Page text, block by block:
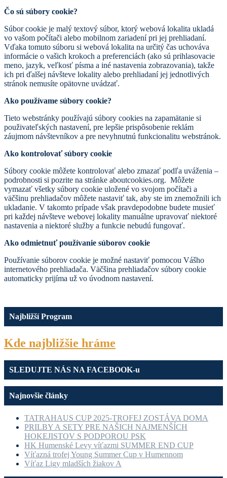
Čo sú súbory cookie?
Súbor cookie je malý textový súbor, ktorý webová lokalita ukladá
vo vašom počítači alebo mobilnom zariadení pri jej prehliadaní.
Vďaka tomuto súboru si webová lokalita na určitý čas uchováva
informácie o vašich krokoch a preferenciách (ako sú prihlasovacie
meno, jazyk, veľkosť písma a iné nastavenia zobrazovania), takže
ich pri ďalšej návšteve lokality alebo prehliadaní jej jednotlivých
stránok nemusíte opätovne uvádzať.
Ako používame súbory cookie?
Tieto webstránky používajú súbory cookies na zapamätanie si
použivateľských nastavení, pre lepšie prispôsobenie reklám
záujmom návštevníkov a pre nevyhnutnú funkcionalitu webstránok.
Ako kontrolovať súbory cookie
Súbory cookie môžete kontrolovať alebo zmazať podľa uváženia –
podrobnosti si pozrite na stránke aboutcookies.org. Môžete
vymazať všetky súbory cookie uložené vo svojom počítači a
väčšinu prehliadačov môžete nastaviť tak, aby ste im znemožnili ich
ukladanie. V takomto prípade však pravdepodobne budete musieť
pri každej návšteve webovej lokality manuálne upravovať niektoré
nastavenia a niektoré služby a funkcie nebudú fungovať.
Ako odmietnuť používanie súborov cookie
Používanie súborov cookie je možné nastaviť pomocou Vášho
internetového prehliadača. Väčšina prehliadačov súbory cookie
automaticky prijíma už vo úvodnom nastavení.
Najbližší Program
Kde najbližšie hráme
SLEDUJTE NÁS NA FACEBOOK-u
Najnovšie články
TATRAHAUS CUP 2025-TROFEJ ZOSTÁVA DOMA
PRILBY A SETY PRE NAŠICH NAJMENŠÍCH
HOKEJISTOV S PODPOROU PSK
HK Humenské Levy víťazmi SUMMER END CUP
Víťazná trofej Young Summer Cup v Humennom
Víťaz Ligy mladších žiakov A